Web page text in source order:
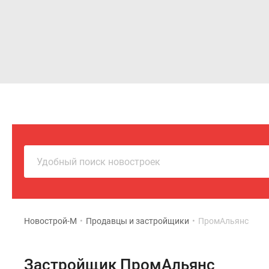
Удобный поиск новостроек
Новострой-М • Продавцы и застройщики • ПромАльянс
Застройщик ПромАльянс